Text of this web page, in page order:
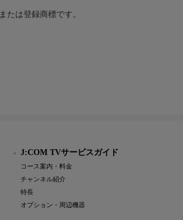
たは登録商標です。
J:COM TVサービスガイド
コース案内・料金
チャンネル紹介
特長
オプション・周辺機器